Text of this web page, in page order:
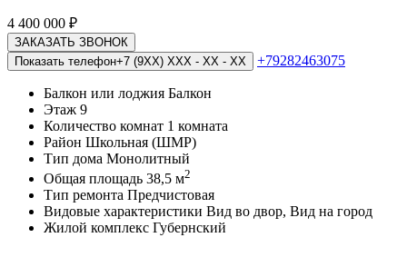
4 400 000 ₽
ЗАКАЗАТЬ ЗВОНОК
Показать телефон+7 (9XX) XXX - XX - XX +79282463075
Балкон или лоджия Балкон
Этаж 9
Количество комнат 1 комната
Район Школьная (ШМР)
Тип дома Монолитный
Общая площадь 38,5 м2
Тип ремонта Предчистовая
Видовые характеристики Вид во двор, Вид на город
Жилой комплекс Губернский